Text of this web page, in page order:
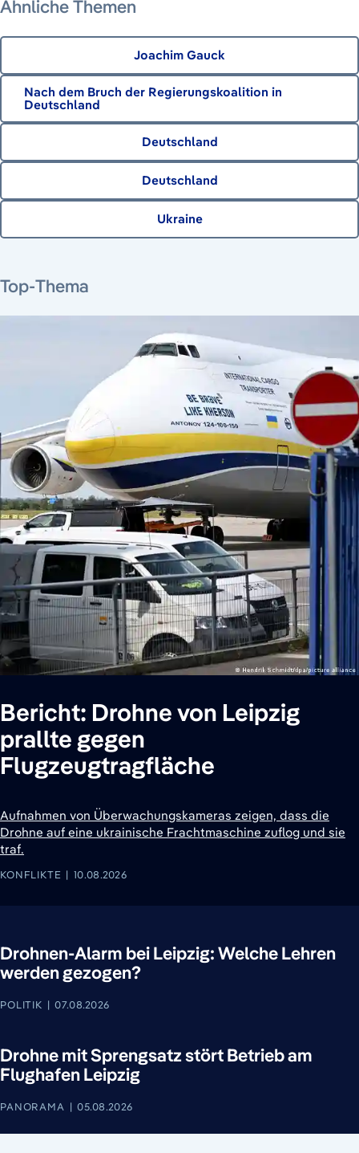
Ähnliche Themen
Joachim Gauck
Nach dem Bruch der Regierungskoalition in
Deutschland
Deutschland
Deutschland
Ukraine
Top-Thema
Bericht: Drohne von Leipzig
prallte gegen
Flugzeugtragfläche
Aufnahmen von Überwachungskameras zeigen, dass die
Drohne auf eine ukrainische Frachtmaschine zuflog und sie
traf.
KONFLIKTE 10.08.2026
10. August 2026
Drohnen-Alarm bei Leipzig: Welche Lehren
werden gezogen?
POLITIK 07.08.2026
7. August 2026
Drohne mit Sprengsatz stört Betrieb am
Flughafen Leipzig
PANORAMA 05.08.2026
5. August 2026
10. August 2026
10. August 2026
10. August 202610. August 2026
9. August 2026
9. August 2026